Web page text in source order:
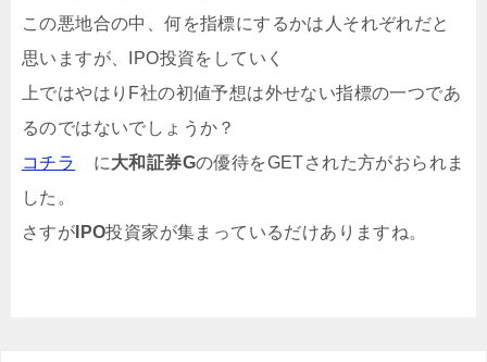
この悪地合の中、何を指標にするかは人それぞれだと
思いますが、IPO投資をしていく
上ではやはりF社の初値予想は外せない指標の一つであ
るのではないでしょうか？
コチラ
に大和証券Gの優待をGETされた方がおられま
した。
さすが IPO投資家が集まっているだけありますね。